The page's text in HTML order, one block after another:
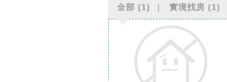
全部 (1) 實境找房 (1)